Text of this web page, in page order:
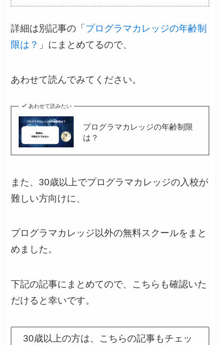
詳細は別記事の「 プログラマカレッジの年齢制
限は？ 」にまとめてるので、
あわせて読んでみてください。
あわせて読みたい
プログラマカレッジの年齢制限
は？
また、30歳以上でプログラマカレッジの入校が
難しい方向けに、
プログラマカレッジ以外の無料スクールをまと
めました。
下記の記事にまとめてので、こちらも確認いた
だけると幸いです。
30歳以上の方は、こちらの記事もチェッ